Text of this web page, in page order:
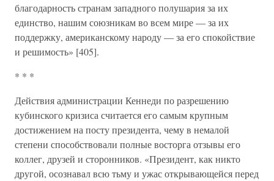
благодарность странам западного полушария за их
единство, нашим союзникам во всем мире — за их
поддержку, американскому народу — за его спокойствие
и решимость» [405].
* * *
Действия администрации Кеннеди по разрешению
кубинского кризиса считается его самым крупным
достижением на посту президента, чему в немалой
степени способствовали полные восторга отзывы его
коллег, друзей и сторонников. «Президент, как никто
другой, осознавал всю тьму и ужас открывающейся перед